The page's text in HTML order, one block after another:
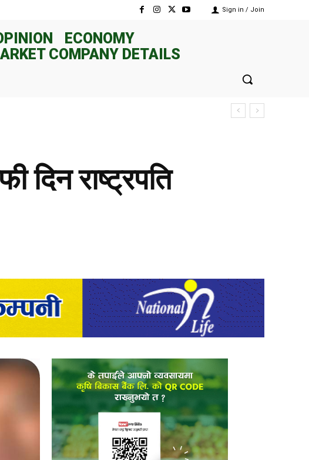
Sign in / Join
ECONOMY
COMPANY DETAILS
गर्ने
दिन राष्ट्रपति